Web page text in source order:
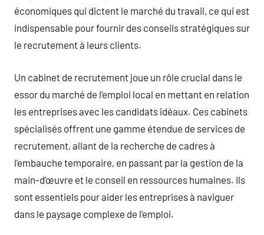
économiques qui dictent le marché du travail, ce qui est
indispensable pour fournir des conseils stratégiques sur
le recrutement à leurs clients.
Un cabinet de recrutement joue un rôle crucial dans le
essor du marché de l’emploi local en mettant en relation
les entreprises avec les candidats idéaux. Ces cabinets
spécialisés offrent une gamme étendue de services de
recrutement, allant de la recherche de cadres à
l’embauche temporaire, en passant par la gestion de la
main-d’œuvre et le conseil en ressources humaines. Ils
sont essentiels pour aider les entreprises à naviguer
dans le paysage complexe de l’emploi.